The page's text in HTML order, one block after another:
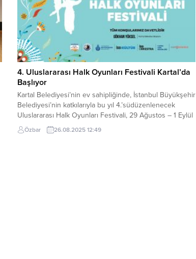
4. Uluslararası Halk Oyunları Festivali Kartal’da
Başlıyor
Kartal Belediyesi’nin ev sahipliğinde, İstanbul Büyükşehir
Belediyesi’nin katkılarıyla bu yıl 4.’südüzenlenecek
Uluslararası Halk Oyunları Festivali, 29 Ağustos – 1 Eylül
tarihleri arasında KartalMeydanı’nda
gerçekleşecek.Türkiye’nin yanı sıra; Makedonya,
Özbar 26.08.2025 12:49